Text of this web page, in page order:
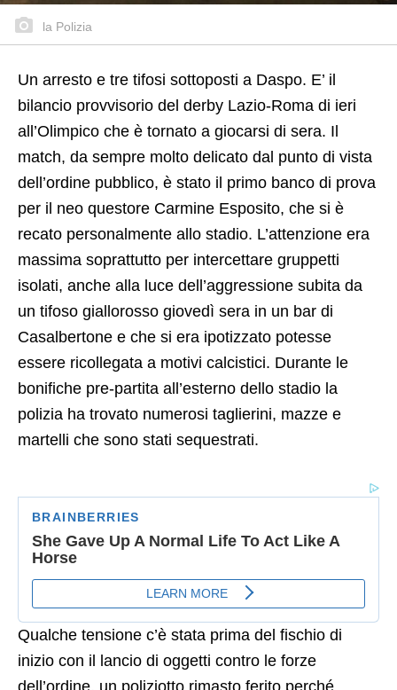
la Polizia
Un arresto e tre tifosi sottoposti a Daspo. E’ il
bilancio provvisorio del derby Lazio-Roma di ieri
all’Olimpico che è tornato a giocarsi di sera. Il
match, da sempre molto delicato dal punto di vista
dell’ordine pubblico, è stato il primo banco di prova
per il neo questore Carmine Esposito, che si è
recato personalmente allo stadio. L’attenzione era
massima soprattutto per intercettare gruppetti
isolati, anche alla luce dell’aggressione subita da
un tifoso giallorosso giovedì sera in un bar di
Casalbertone e che si era ipotizzato potesse
essere ricollegata a motivi calcistici. Durante le
bonifiche pre-partita all’esterno dello stadio la
polizia ha trovato numerosi taglierini, mazze e
martelli che sono stati sequestrati.
Qualche tensione c’è stata prima del fischio di
inizio con il lancio di oggetti contro le forze
dell’ordine, un poliziotto rimasto ferito perché